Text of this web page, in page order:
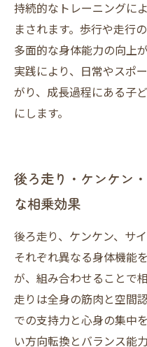
持続的なトレーニングに
まされます。歩行や走行
多面的な身体能力の向上
実践により、日常やスポ
がり、成長過程にある子
にします。
後ろ走り・ケンケン
な相乗効果
後ろ走り、ケンケン、サ
それぞれ異なる身体機能
が、組み合わせることで
走りは全身の筋肉と空間
での支持力と心身の集中
い方向転換とバランス能